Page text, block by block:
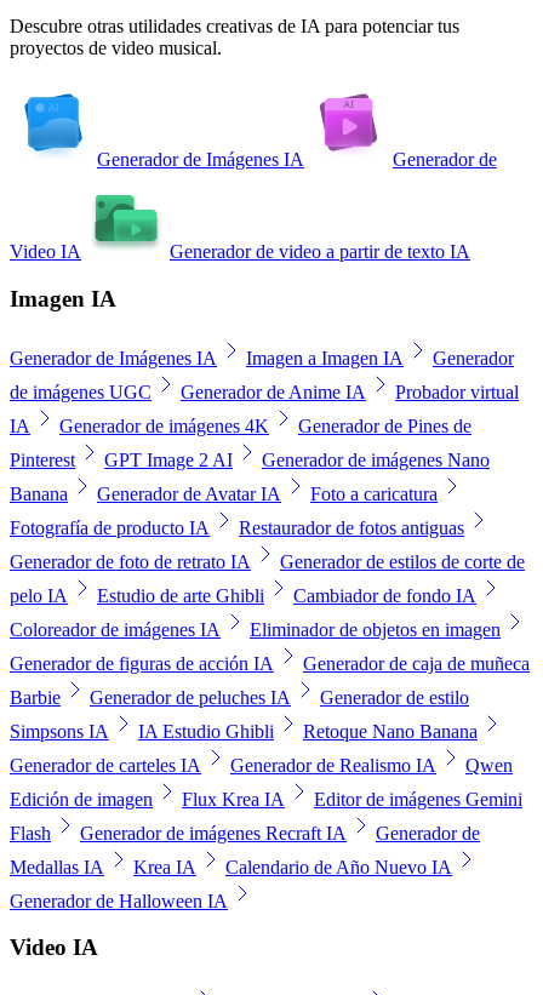
Descubre otras utilidades creativas de IA para potenciar tus
proyectos de video musical.
Generador de Imágenes IA Generador de
Video IA Generador de video a partir de texto IA
Imagen IA
Generador de Imágenes IA Imagen a Imagen IA
Generador
de imágenes UGC
Generador de Anime IA
Probador virtual
IA
Generador de imágenes 4K
Generador de Pines de
Pinterest
GPT Image 2 AI
Generador de imágenes Nano
Banana
Generador de Avatar IA
Foto a caricatura
Fotografía de producto IA
Restaurador de fotos antiguas
Generador de foto de retrato IA
Generador de estilos de corte de
pelo IA
Estudio de arte Ghibli
Cambiador de fondo IA
Coloreador de imágenes IA
Eliminador de objetos en imagen
Generador de figuras de acción IA
Generador de caja de muñeca
Barbie
Generador de peluches IA
Generador de estilo
Simpsons IA
IA Estudio Ghibli
Retoque Nano Banana
Generador de carteles IA
Generador de Realismo IA
Qwen
Edición de imagen
Flux Krea IA
Editor de imágenes Gemini
Flash
Generador de imágenes Recraft IA
Generador de
Medallas IA
Krea IA
Calendario de Año Nuevo IA
Generador de Halloween IA
Video IA